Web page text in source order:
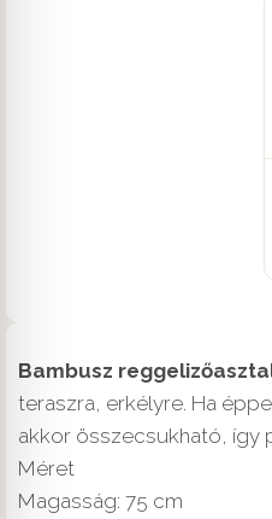
Bambusz
teraszra, erkélyre. Ha
akkor összecsukható, így
Méret
Magasság: 75 cm